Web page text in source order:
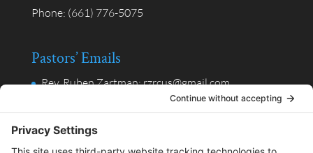
Phone: (661) 776-5075
Pastors’ Emails
Rev. Ruben Zartman: rzrcus@gmail.com
valpuche@gmail.com